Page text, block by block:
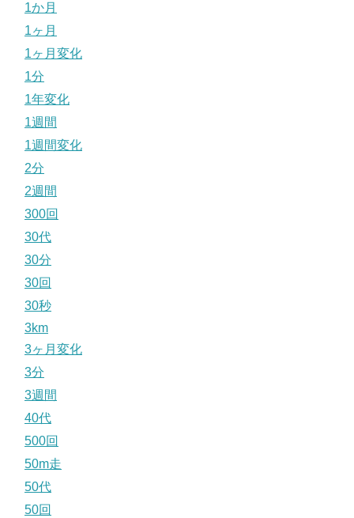
1か月
1ヶ月
1ヶ月変化
1分
1年変化
1週間
1週間変化
2分
2週間
300回
30代
30分
30回
30秒
3km
3ヶ月変化
3分
3週間
40代
500回
50m走
50代
50回